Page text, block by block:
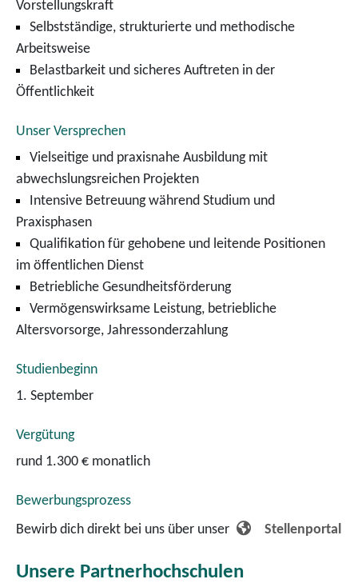
Vorstellungskraft
Selbstständige, strukturierte und methodische
Arbeitsweise
Belastbarkeit und sicheres Auftreten in der
Öffentlichkeit
Unser Versprechen
Vielseitige und praxisnahe Ausbildung mit
abwechslungsreichen Projekten
Intensive Betreuung während Studium und
Praxisphasen
Qualifikation für gehobene und leitende Positionen
im öffentlichen Dienst
Betriebliche Gesundheitsförderung
Vermögenswirksame Leistung, betriebliche
Altersvorsorge, Jahressonderzahlung
Studienbeginn
1. September
Vergütung
rund 1.300 € monatlich
Bewerbungsprozess
Bewirb dich direkt bei uns über unser
Stellenportal
Unsere Partnerhochschulen